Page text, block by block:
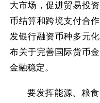
大市场，促进贸易投
币结算和跨境支付合
发银行融资币种多元
布关于完善国际货币
金融稳定。
要发挥能源、粮